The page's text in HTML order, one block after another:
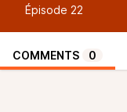
Épisode 22
COMMENTS 0